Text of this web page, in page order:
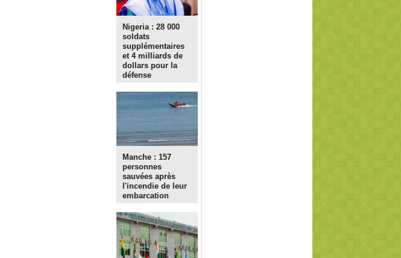
Nigeria : 28 000
soldats
supplémentaires
et 4 milliards de
dollars pour la
défense
Manche : 157
personnes
sauvées après
l'incendie de leur
embarcation